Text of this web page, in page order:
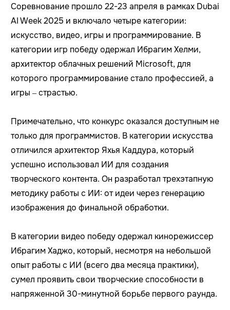
Соревнование прошло 22-23 апреля в рамках Dubai
AI Week 2025 и включало четыре категории:
искусство, видео, игры и программирование. В
категории игр победу одержал Ибрагим Хелми,
архитектор облачных решений Microsoft, для
которого программирование стало профессией, а
игры – страстью.
Примечательно, что конкурс оказался доступным не
только для программистов. В категории искусства
отличился архитектор Яхья Каддура, который
успешно использовал ИИ для создания
творческого контента. Он разработал трехэтапную
методику работы с ИИ: от идеи через генерацию
изображения до финальной обработки.
В категории видео победу одержал кинорежиссер
Ибрагим Хаджо, который, несмотря на небольшой
опыт работы с ИИ (всего два месяца практики),
сумел проявить свои творческие способности в
напряженной 30-минутной борьбе первого раунда.